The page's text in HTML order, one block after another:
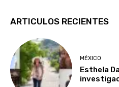
ARTICULOS RECIENTES
MÉXICO
Esthela